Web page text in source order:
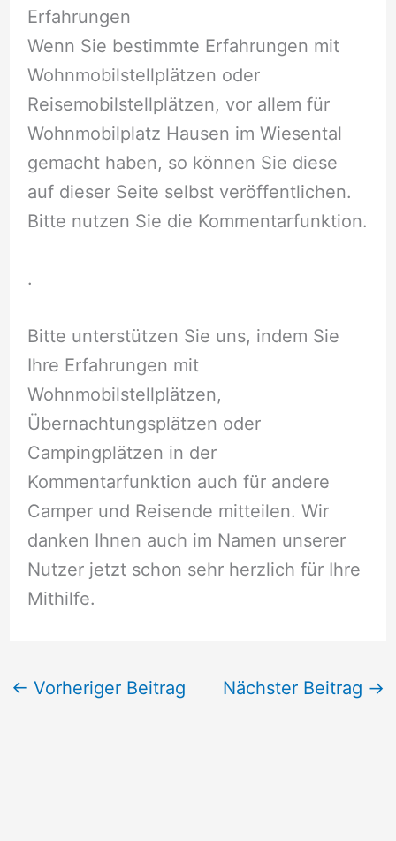
Erfahrungen
Wenn Sie bestimmte Erfahrungen mit
Wohnmobilstellplätzen oder
Reisemobilstellplätzen, vor allem für
Wohnmobilplatz Hausen im Wiesental
gemacht haben, so können Sie diese
auf dieser Seite selbst veröffentlichen.
Bitte nutzen Sie die Kommentarfunktion.
.
Bitte unterstützen Sie uns, indem Sie
Ihre Erfahrungen mit
Wohnmobilstellplätzen,
Übernachtungsplätzen oder
Campingplätzen in der
Kommentarfunktion auch für andere
Camper und Reisende mitteilen. Wir
danken Ihnen auch im Namen unserer
Nutzer jetzt schon sehr herzlich für Ihre
Mithilfe.
← Vorheriger Beitrag Nächster Beitrag →